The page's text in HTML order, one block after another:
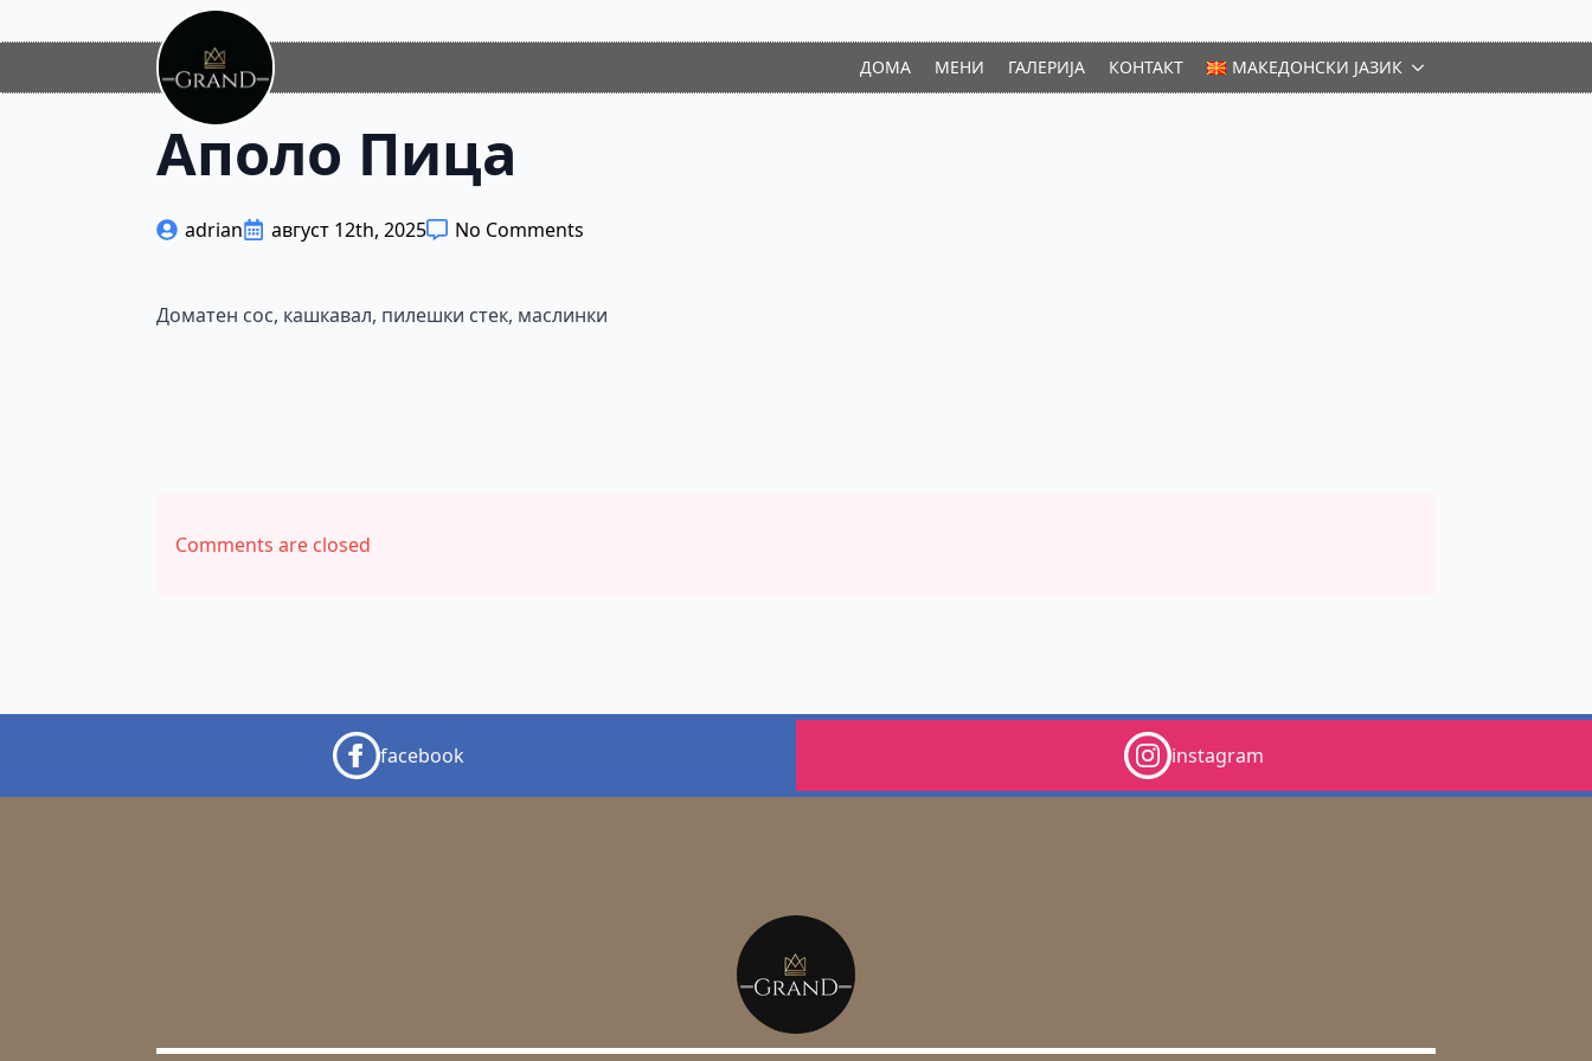
ДОМА МЕНИ ГАЛЕРИЈА КОНТАКТ МАКЕДОНСКИ ЈАЗИК
Аполо Пица
adrian август 12th, 2025 No Comments
Доматен сос, кашкавал, пилешки стек, маслинки
Comments are closed
facebook instagram